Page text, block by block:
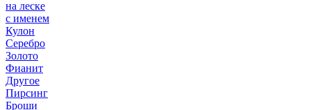
на леске
с именем
Кулон
Серебро
Золото
Фианит
Другое
Пирсинг
Броши